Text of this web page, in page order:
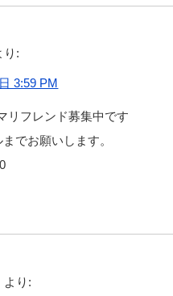
り:
3:59 PM
リフレンド募集中です
でお願いします。
より: